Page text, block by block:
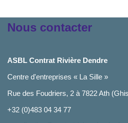
Nous contacter
ASBL Contrat Rivière Dendre
Centre d'entreprises « La Sille »
Rue des Foudriers, 2 à 7822 Ath
+32 (0)483 04 34 77